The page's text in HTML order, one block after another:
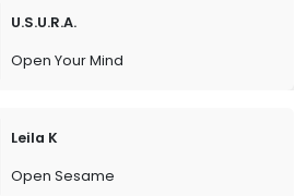
U.S.U.R.A.
Open Your Mind
Leila K
Open Sesame